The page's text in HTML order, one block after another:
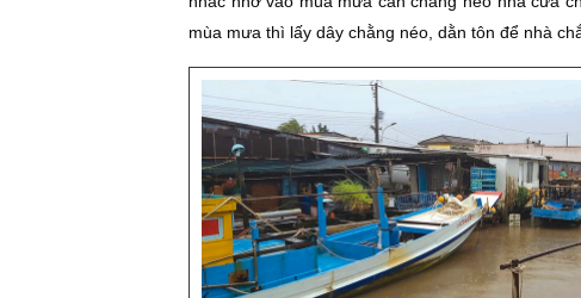
mùa mưa thì lấy dây chằng néo, dằn tôn để nhà